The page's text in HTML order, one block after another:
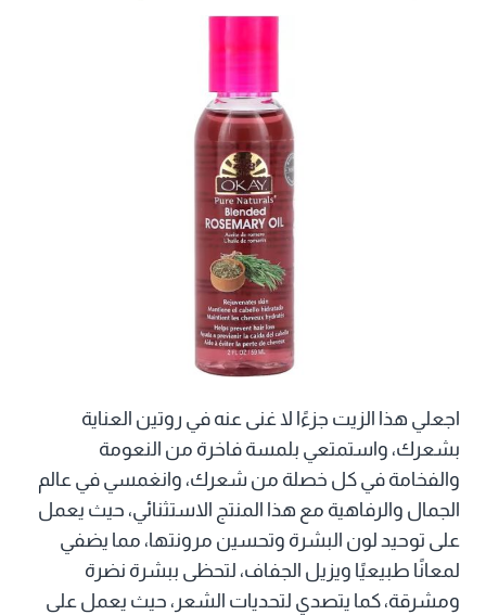
اجعلي هذا الزيت جزءًا لا غنى عنه في روتين العناية
بشعرك، واستمتعي بلمسة فاخرة من النعومة
والفخامة في كل خصلة من شعرك، وانغمسي في عالم
الجمال والرفاهية مع هذا المنتج الاستثنائي، حيث يعمل
على توحيد لون البشرة وتحسين مرونتها، مما يضفي
لمعانًا طبيعيًا ويزيل الجفاف، لتحظى ببشرة نضرة
ومشرقة، كما يتصدي لتحديات الشعر، حيث يعمل على